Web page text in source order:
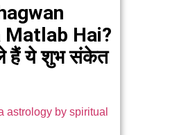
Matlab Hai?
हैं ये शुभ संकेत